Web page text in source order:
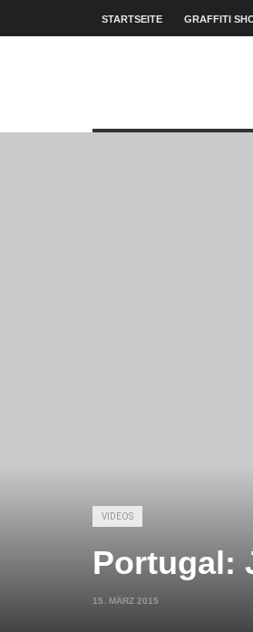
STARTSEITE GRAFFITI
VIDEOS
Portugal:
15. MÄRZ 2015